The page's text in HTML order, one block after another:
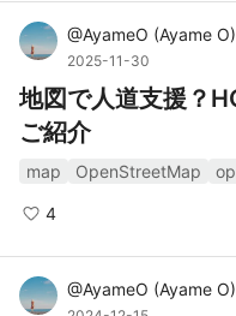
@AyameO (Ayame O)
2025-11-30
地図で人道支援？
ご紹介
map OpenStreetMap
4
@AyameO (Ayame O)